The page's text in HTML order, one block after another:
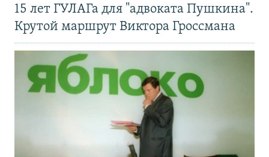
15 лет ГУЛАГа для "адвоката Пушкина".
Крутой маршрут Виктора Гроссмана